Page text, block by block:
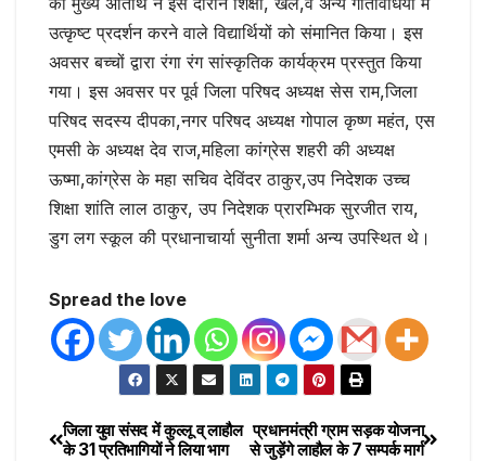
उत्कृष्ट प्रदर्शन करने वाले विद्यार्थियों को संमानित किया। इस
अवसर बच्चों द्वारा रंगा रंग सांस्कृतिक कार्यक्रम प्रस्तुत किया
गया। इस अवसर पर पूर्व जिला परिषद अध्यक्ष सेस राम,जिला
परिषद सदस्य दीपका,नगर परिषद अध्यक्ष गोपाल कृष्ण महंत, एस
एमसी के अध्यक्ष देव राज,महिला कांग्रेस शहरी की अध्यक्ष
ऊष्मा,कांग्रेस के महा सचिव देविंदर ठाकुर,उप निदेशक उच्च
शिक्षा शांति लाल ठाकुर, उप निदेशक प्रारम्भिक सुरजीत राय,
डुग लग स्कूल की प्रधानाचार्या सुनीता शर्मा अन्य उपस्थित थे।
Spread the love
प्रधानमंत्री ग्राम सड़क योजना
से जुड़ेंगे लाहौल के 7 सम्पर्क मार्ग
जिला युवा संसद में कुल्लू व् लाहौल
के 31 प्रतिभागियों ने लिया भाग